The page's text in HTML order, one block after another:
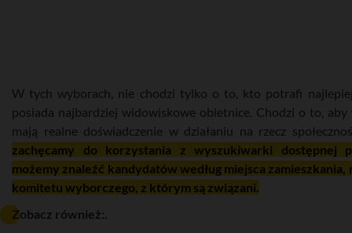
W tych wyborach, nie chodzi tylko o to, kto potrafi
posiada najbardziej widowiskowe obietnice. Chodzi o to,
mają realne doświadczenie w działaniu na rzecz
zachęcamy do korzystania z wyszukiwarki dostępnej
możemy znaleźć kandydatów według miejsca zamieszkania,
komitetu wyborczego, z którym są związani.
Zobacz również:.